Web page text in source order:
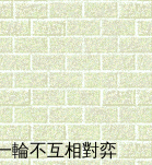
輪不互相對弈